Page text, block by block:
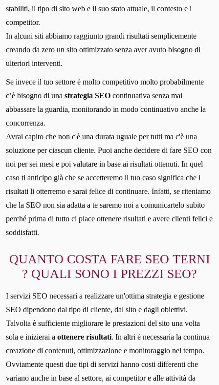
stabiliti, il tipo di sito web e il suo stato attuale, il contesto e i
competitor.
In alcuni siti abbiamo raggiunto grandi risultati semplicemente
creando da zero un sito ottimizzato senza aver avuto bisogno di
ulteriori interventi.
Se invece il tuo settore è molto competitivo molto probabilmente
c’è bisogno di una strategia SEO continuativa senza mai
abbassare la guardia, monitorando in modo continuativo anche la
concorrenza.
Avrai capito che non c'è una durata uguale per tutti ma c'è una
soluzione per ciascun cliente. Puoi anche decidere di fare SEO con
noi per sei mesi e poi valutare in base ai risultati ottenuti. In quel
caso ti anticipo già che se accetteremo il tuo caso significa che i
risultati li otterremo e sarai felice di continuare. Infatti, se riteniamo
che la SEO non sia adatta a te saremo noi a comunicartelo subito
perché prima di tutto ci piace ottenere risultati e avere clienti felici e
soddisfatti.
QUANTO COSTA FARE SEO TERNI
? QUALI SONO I PREZZI SEO?
I servizi SEO necessari a realizzare un'ottima strategia e gestione
SEO dipendono dal tipo di cliente, dal sito e dagli obiettivi.
Talvolta è sufficiente migliorare le prestazioni del sito una volta
sola e inizierai a ottenere risultati. In altri è necessaria la continua
creazione di contenuti, ottimizzazione e monitoraggio nel tempo.
Ovviamente questi due tipi di servizi hanno costi differenti che
variano anche in base al settore, ai competitor e alle attività da